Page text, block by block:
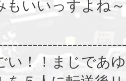
もいいっすよね
い！！まじであ